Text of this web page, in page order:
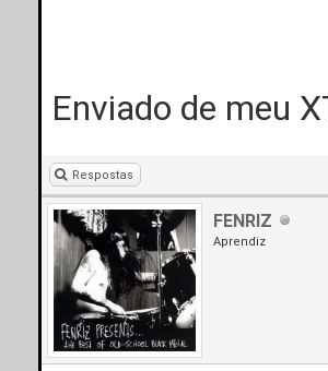
Enviado de meu
Respostas
FENRIZ
Aprendiz